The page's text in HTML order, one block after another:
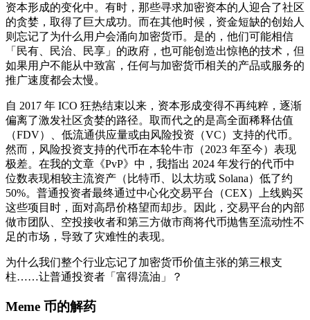
资本形成的变化中。有时，那些寻求加密资本的人迎合了社区
的贪婪，取得了巨大成功。而在其他时候，资金短缺的创始人
则忘记了为什么用户会涌向加密货币。是的，他们可能相信
「民有、民治、民享」的政府，也可能创造出惊艳的技术，但
如果用户不能从中致富，任何与加密货币相关的产品或服务的
推广速度都会太慢。
自 2017 年 ICO 狂热结束以来，资本形成变得不再纯粹，逐渐
偏离了激发社区贪婪的路径。取而代之的是高全面稀释估值
（FDV）、低流通供应量或由风险投资（VC）支持的代币。
然而，风险投资支持的代币在本轮牛市（2023 年至今）表现
极差。在我的文章《PvP》中，我指出 2024 年发行的代币中
位数表现相较主流资产（比特币、以太坊或 Solana）低了约
50%。普通投资者最终通过中心化交易平台（CEX）上线购买
这些项目时，面对高昂价格望而却步。因此，交易平台的内部
做市团队、空投接收者和第三方做市商将代币抛售至流动性不
足的市场，导致了灾难性的表现。
为什么我们整个行业忘记了加密货币价值主张的第三根支
柱……让普通投资者「富得流油」？
Meme 币的解药